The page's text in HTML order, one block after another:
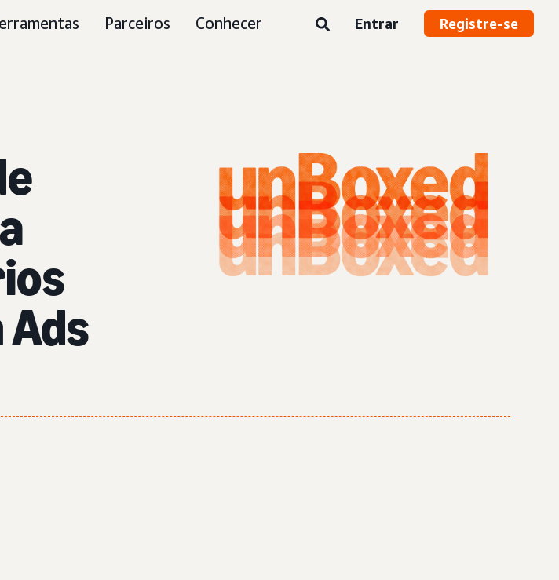
Parceiros Conhecer Entrar Registre-se